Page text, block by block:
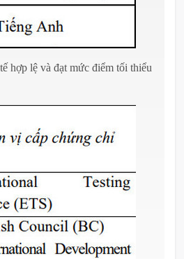
hợp lệ và đạt mức điểm tối thiểu